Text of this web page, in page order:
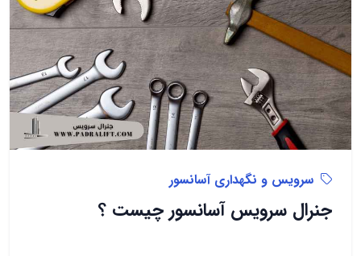
سرویس و نگهداری آسانسور
جنرال سرویس آسانسور چیست ؟